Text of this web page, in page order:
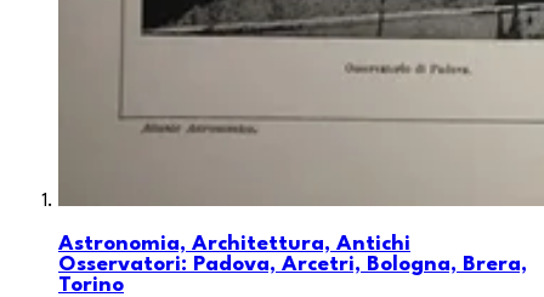
Astronomia, Architettura, Antichi
Osservatori: Padova, Arcetri, Bologna, Brera,
Torino